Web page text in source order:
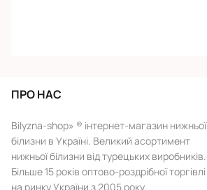
ПРО НАС
Bilyzna-shop» ® інтернет-магазин нижньої
білизни в Україні. Великий асортимент
нижньої білизни від турецьких виробників.
Більше 15 років оптово-роздрібної торгівлі
на ринку України з 2005 року.